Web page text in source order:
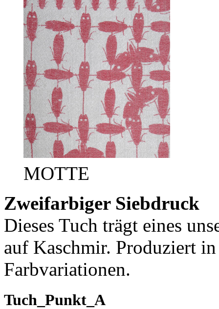
MOTTE
Zweifarbiger Siebdruck
Dieses Tuch trägt eines
auf Kaschmir. Produziert
Farbvariationen.
Tuch_Punkt_A